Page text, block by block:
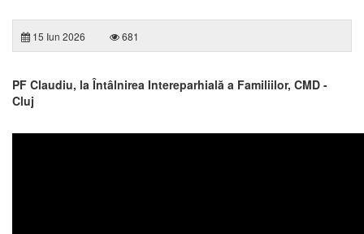
15 Iun 2026 681
PF Claudiu, la Întâlnirea Intereparhială a Familiilor, CMD -
Cluj